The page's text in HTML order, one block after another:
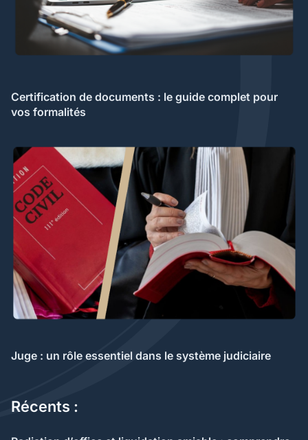
Certification de documents : le guide complet pour
vos formalités
Juge : un rôle essentiel dans le système judiciaire
Récents :